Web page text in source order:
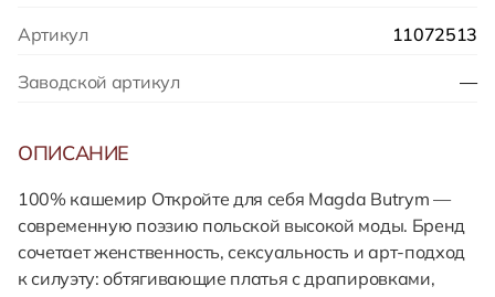
Артикул 11072513
Заводской артикул —
ОПИСАНИЕ
100% кашемир Откройте для себя Magda Butrym —
современную поэзию польской высокой моды. Бренд
сочетает женственность, сексуальность и арт-подход
к силуэту: обтягивающие платья с драпировками,